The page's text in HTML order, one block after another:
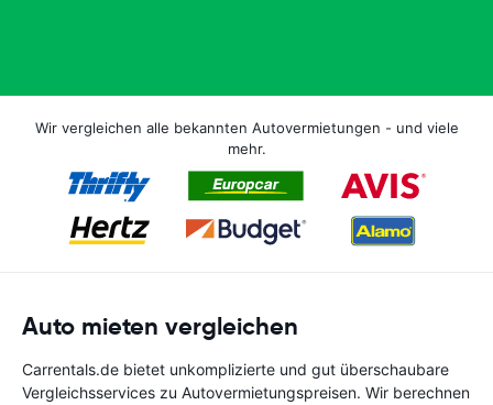
Wir vergleichen alle bekannten Autovermietungen - und viele
mehr.
Auto mieten vergleichen
Carrentals.de bietet unkomplizierte und gut überschaubare
Vergleichsservices zu Autovermietungspreisen. Wir berechnen